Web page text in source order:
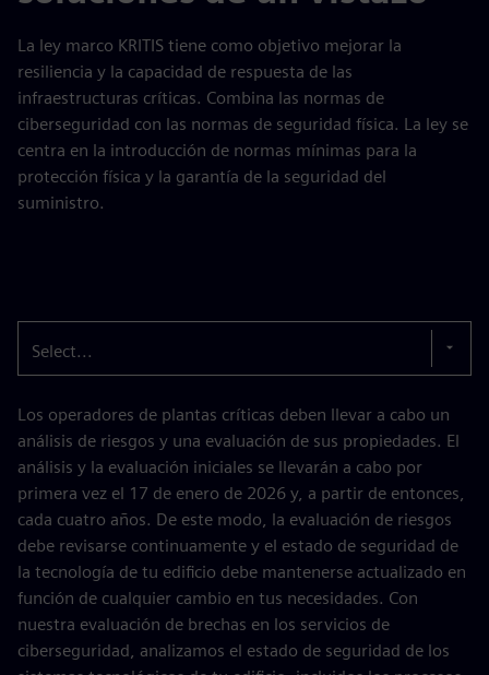
La ley marco KRITIS tiene como objetivo mejorar la
resiliencia y la capacidad de respuesta de las
infraestructuras críticas. Combina las normas de
ciberseguridad con las normas de seguridad física. La ley se
centra en la introducción de normas mínimas para la
protección física y la garantía de la seguridad del
suministro.
Select...
Los operadores de plantas críticas deben llevar a cabo un
análisis de riesgos y una evaluación de sus propiedades. El
análisis y la evaluación iniciales se llevarán a cabo por
primera vez el 17 de enero de 2026 y, a partir de entonces,
cada cuatro años. De este modo, la evaluación de riesgos
debe revisarse continuamente y el estado de seguridad de
la tecnología de tu edificio debe mantenerse actualizado en
función de cualquier cambio en tus necesidades. Con
nuestra evaluación de brechas en los servicios de
ciberseguridad, analizamos el estado de seguridad de los